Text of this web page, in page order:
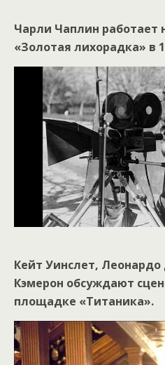
Чарли Чаплин
«Золотая лихорадка» в
Кейт Уинслет,
Кэмерон обсуждают
площадке «Титаника».